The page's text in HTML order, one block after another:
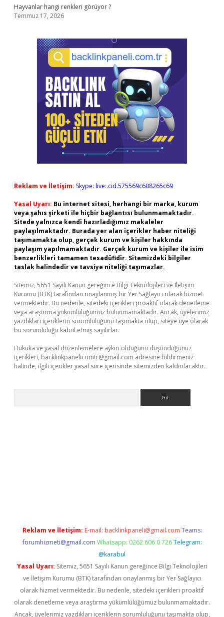
Hayvanlar hangi renkleri görüyor ?
Temmuz 17, 2026
Reklam ve İletişim: Skype: live:.cid.575569c608265c69
Yasal Uyarı: Bu internet sitesi, herhangi bir marka, kurum
veya şahıs şirketi ile hiçbir bağlantısı bulunmamaktadır.
Sitede yalnızca kendi hazırladığımız makaleler
paylaşılmaktadır. Burada yer alan içerikler haber niteliği
taşımamakta olup, gerçek kurum ve kişiler hakkında
paylaşım yapılmamaktadır. Gerçek kurum ve kişiler ile isim
benzerlikleri tamamen tesadüfidir. Sitemizdeki bilgiler
taslak halindedir ve tavsiye niteliği taşımazlar.
Sitemiz, 5651 Sayılı Kanun gereğince Bilgi Teknolojileri ve İletişim
Kurumu (BTK) tarafından onaylanmış bir Yer Sağlayıcı olarak hizmet
vermektedir. Bu nedenle, sitedeki içerikleri proaktif olarak denetleme
veya araştırma yükümlülüğümüz bulunmamaktadır. Ancak, üyelerimiz
yazdıkları içeriklerin sorumluluğunu taşımakta olup, siteye üye olarak
bu sorumluluğu kabul etmiş sayılırlar.
Hukuka ve yasal düzenlemelere aykırı olduğunu düşündüğünüz
içerikleri, backlinkpanelicomtr@gmail.com adresine bildirmeniz
halinde, ilgili içerikler yasal süre içerisinde sitemizden kaldırılacaktır.
Reklam ve İletişim: E-mail: backlinkpaneli@gmail.com Teams:
forumhizmeti@gmail.com Whatsapp: 0262 606 0 726 Telegram:
@karabul
Yasal Uyarı: Sitemiz, 5651 Sayılı Kanun gereğince Bilgi Teknolojileri
ve İletişim Kurumu (BTK) tarafından onaylanmış bir Yer Sağlayıcı
olarak hizmet vermektedir. Bu nedenle, sitedeki içerikleri proaktif
olarak denetleme veya araştırma yükümlülüğümüz bulunmamaktadır.
Ancak, üyelerimiz yazdıkları içeriklerin sorumluluğunu taşımakta olup,